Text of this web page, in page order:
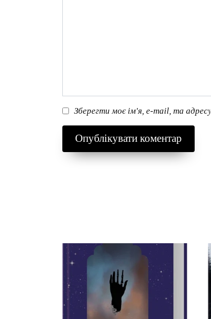
Зберегти моє ім'я, e-mail, та